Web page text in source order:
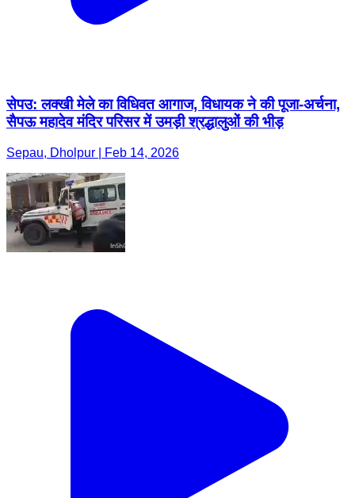
सेपउ: लक्खी मेले का विधिवत आगाज, विधायक ने की पूजा-अर्चना,
सैपऊ महादेव मंदिर परिसर में उमड़ी श्रद्धालुओं की भीड़
Sepau, Dholpur | Feb 14, 2026